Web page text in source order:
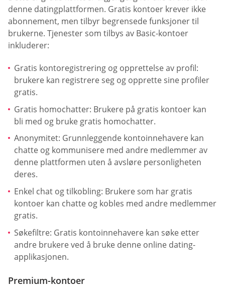
denne datingplattformen. Gratis kontoer krever ikke
abonnement, men tilbyr begrensede funksjoner til
brukerne. Tjenester som tilbys av Basic-kontoer
inkluderer:
Gratis kontoregistrering og opprettelse av profil:
brukere kan registrere seg og opprette sine profiler
gratis.
Gratis homochatter: Brukere på gratis kontoer kan
bli med og bruke gratis homochatter.
Anonymitet: Grunnleggende kontoinnehavere kan
chatte og kommunisere med andre medlemmer av
denne plattformen uten å avsløre personligheten
deres.
Enkel chat og tilkobling: Brukere som har gratis
kontoer kan chatte og kobles med andre medlemmer
gratis.
Søkefiltre: Gratis kontoinnehavere kan søke etter
andre brukere ved å bruke denne online dating-
applikasjonen.
Premium-kontoer